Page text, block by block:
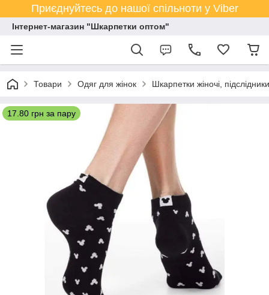
Приєднуйтесь до нашої спільноти у Viber
Інтернет-магазин "Шкарпетки оптом"
Товари Одяг для жінок Шкарпетки жіночі, підслідники
17.80 грн за пару